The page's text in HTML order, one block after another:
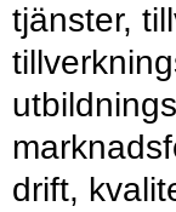
tjänster,
drift,